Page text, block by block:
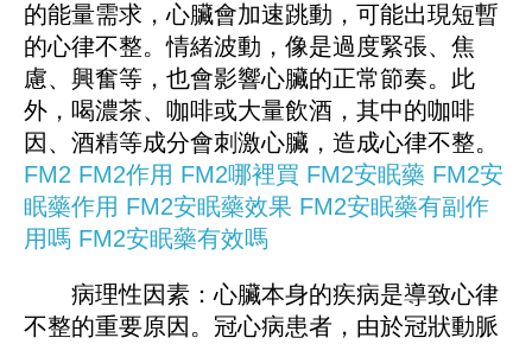
的能量需求，心臟會加速跳動，可能出現短暫
的心律不整。情緒波動，像是過度緊張、焦
慮、興奮等，也會影響心臟的正常節奏。此
外，喝濃茶、咖啡或大量飲酒，其中的咖啡
因、酒精等成分會刺激心臟，造成心律不整。
FM2 FM2作用 FM2哪裡買 FM2安眠藥 FM2安
眠藥作用 FM2安眠藥效果 FM2安眠藥有副作
用嗎 FM2安眠藥有效嗎
病理性因素：心臟本身的疾病是導致心律
不整的重要原因。冠心病患者，由於冠狀動脈